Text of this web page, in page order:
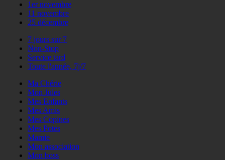
1er novembre
11 novembre
25 décembre
7 jours sur 7
Non-Stop
Service tard
Toute l'année, 7j/7
Ma Chérie
Mon Jules
Mes Enfants
Mes Amis
Mes Copines
Mes Potes
Mamie
Mon association
Mon boss